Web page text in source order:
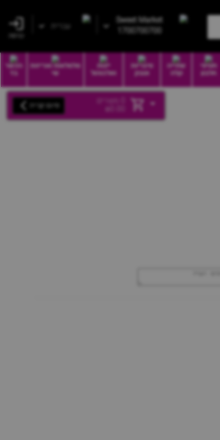
עברית
Sweet Market
1700700700
חטיפי
חלבון
שתייה
קלה
סיגריות
וטבק
יינות
ואלכוהול
סלסלאות ואריזות
שי
הכשר
בד
מוצרים
₪ סיום קנייה